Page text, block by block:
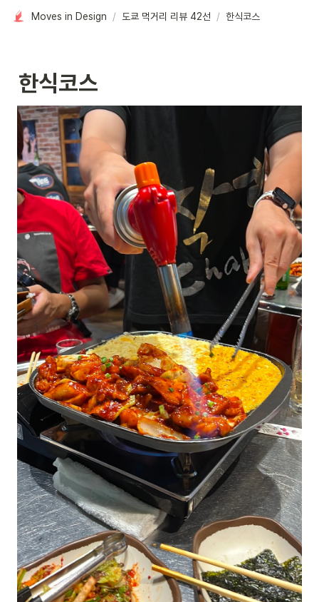
Moves in Design / 도쿄 먹거리 리뷰 42선 / 한식코스
한식코스